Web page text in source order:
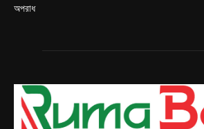
অপরাধ